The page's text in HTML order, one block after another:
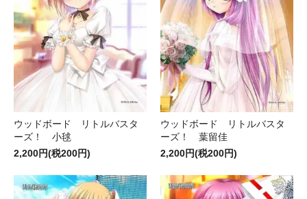
ウッドボード リトルバスタ
ーズ！ 小毬
2,200円(税200円)
ウッドボード リトルバスタ
ーズ！ 葉留佳
2,200円(税200円)